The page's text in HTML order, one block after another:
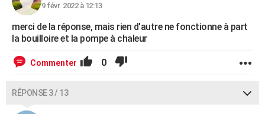
9 févr. 2022 à 12:13
merci de la réponse, mais rien d'autre ne fonctionne à part
la bouilloire et la pompe à chaleur
Commenter 0
RÉPONSE 3 / 13